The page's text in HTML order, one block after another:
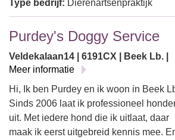
Type bedrijf: Dierenartsenpraktijk
Purdey's Doggy Service
Veldekalaan14 | 6191CX | Beek Lb. |
Meer informatie
Hi, Ik ben Purdey en ik woon in Beek
Sinds 2006 laat ik professioneel
uit. Met iedere hond die ik uitlaat, daar
maak ik eerst uitgebreid kennis mee.